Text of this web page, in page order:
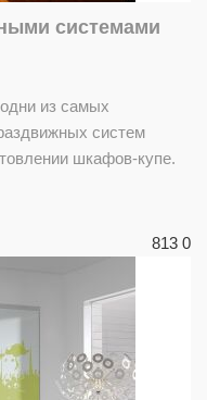
системами
из самых
систем
шкафов-купе.
813 0